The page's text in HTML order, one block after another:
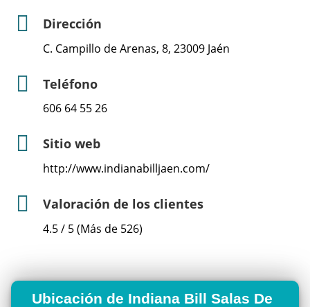
Dirección
C. Campillo de Arenas, 8, 23009 Jaén
Teléfono
606 64 55 26
Sitio web
http://www.indianabilljaen.com/
Valoración de los clientes
4.5 / 5 (Más de 526)
Ubicación de Indiana Bill Salas De